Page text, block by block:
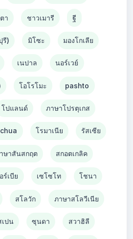
า ชาวเมารี ฐี
รี) มิโซะ มองโกเลีย
เนปาล นอร์เวย์
โอโรโมะ pashto
โปแลนด์ ภาษาโปรตุเกส
โรมาเนีย รัสเซีย
ษาสันสกฤต สกอตเกลิค
ร์เบีย เซโซโท โชนา
สโลวัก ภาษาสโลวีเนีย
เปน ซุนดา สวาฮิลี